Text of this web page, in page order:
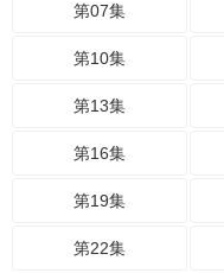
第07集
第10集
第13集
第16集
第19集
第22集